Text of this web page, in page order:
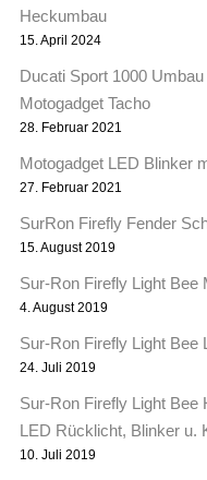
Heckumbau
15. April 2024
Ducati Sport 1000
Motogadget Tacho
28. Februar 2021
Motogadget LED Blinker
27. Februar 2021
SurRon Firefly Fender
15. August 2019
Sur-Ron Firefly Light Bee
4. August 2019
Sur-Ron Firefly Light Bee
24. Juli 2019
Sur-Ron Firefly Light Bee
LED Rücklicht, Blinker u.
10. Juli 2019